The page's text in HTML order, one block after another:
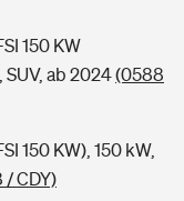
150 KW
ab 2024(0588
150 KW), 150 kW,
CDY)